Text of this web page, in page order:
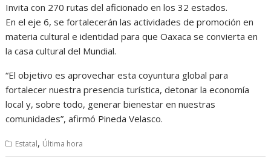
Invita con 270 rutas del aficionado en los 32 estados.
En el eje 6, se fortalecerán las actividades de promoción en
materia cultural e identidad para que Oaxaca se convierta en
la casa cultural del Mundial.
“El objetivo es aprovechar esta coyuntura global para
fortalecer nuestra presencia turística, detonar la economía
local y, sobre todo, generar bienestar en nuestras
comunidades”, afirmó Pineda Velasco.
Estatal, Última hora